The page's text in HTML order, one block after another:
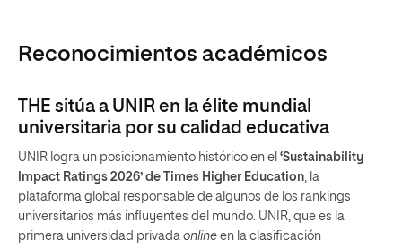
Reconocimientos académicos
THE sitúa a UNIR en la élite mundial
universitaria por su calidad educativa
UNIR logra un posicionamiento histórico en el ‘Sustainability
Impact Ratings 2026’ de Times Higher Education, la
plataforma global responsable de algunos de los rankings
universitarios más influyentes del mundo. UNIR, que es la
primera universidad privada online en la clasificación